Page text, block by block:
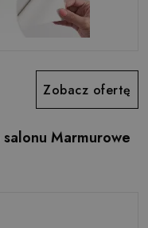
Zobacz ofertę
Marmurowe